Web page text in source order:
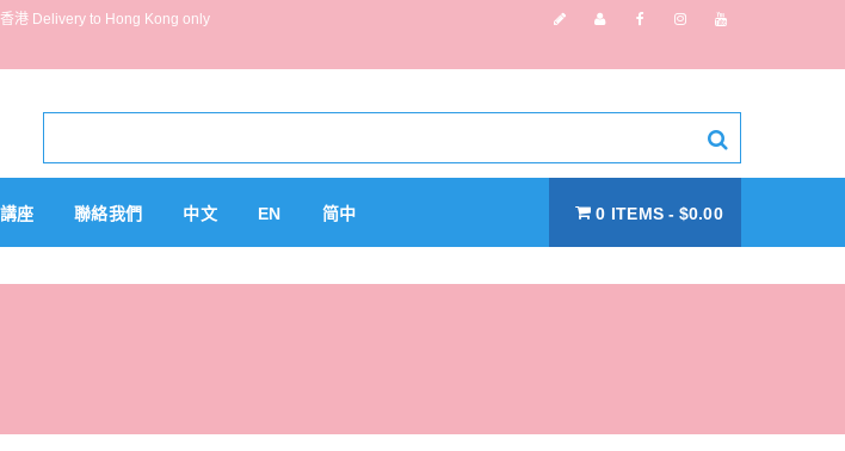
港 Delivery to Hong Kong only
座 聯絡我們 中文 EN 简中 0 ITEMS $0.00